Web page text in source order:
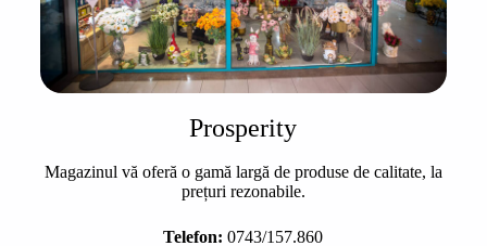
Prosperity
Magazinul vă oferă o gamă largă de produse de calitate, la
prețuri rezonabile.
Telefon: 0743/157.860